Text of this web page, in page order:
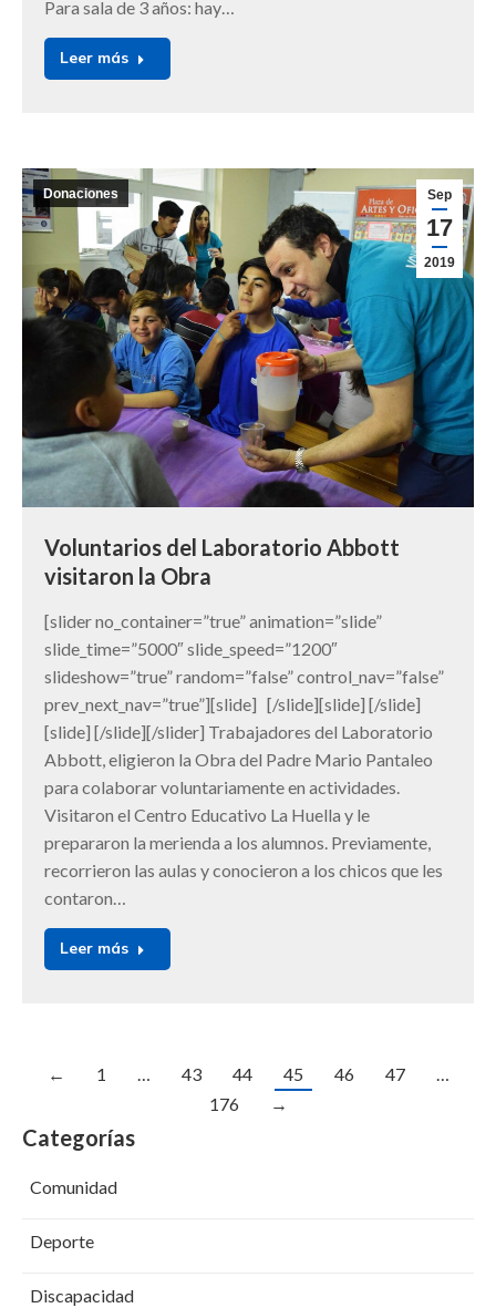
Para sala de 3 años: hay…
Leer más
Sep
17
2019
Donaciones
Voluntarios del Laboratorio Abbott
visitaron la Obra
[slider no_container=”true” animation=”slide”
slide_time=”5000″ slide_speed=”1200″
slideshow=”true” random=”false” control_nav=”false”
prev_next_nav=”true”][slide] [/slide][slide] [/slide]
[slide] [/slide][/slider] Trabajadores del Laboratorio
Abbott, eligieron la Obra del Padre Mario Pantaleo
para colaborar voluntariamente en actividades.
Visitaron el Centro Educativo La Huella y le
prepararon la merienda a los alumnos. Previamente,
recorrieron las aulas y conocieron a los chicos que les
contaron…
Leer más
← 1 … 43 44 45 46 47
…
176
→
Categorías
Comunidad
Deporte
Discapacidad